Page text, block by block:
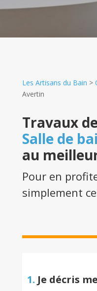
Les Artisans du Bain >
Avertin
Travaux
Salle de
au
Pour en
simplement
1. Je décris